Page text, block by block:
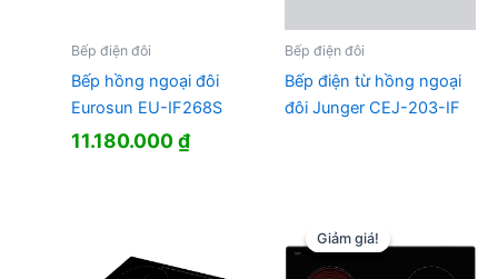
Bếp điện đôi
Bếp hồng ngoại đôi
Eurosun EU-IF268S
11.180.000₫
Bếp điện đôi
Bếp điện từ hồng ngoại
đôi Junger CEJ-203-IF
Giảm giá!
Giảm giá!